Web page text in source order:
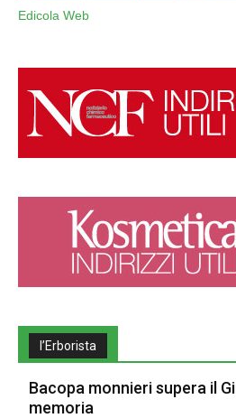
Edicola Web
l’Erborista
Bacopa monnieri supera il
memoria